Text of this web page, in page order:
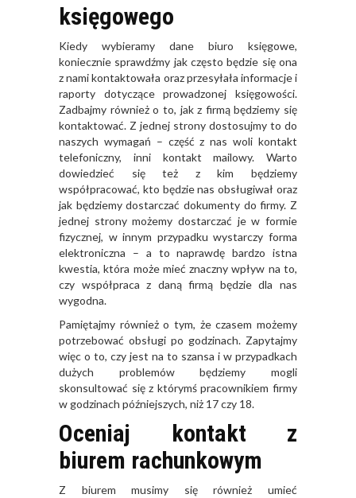
księgowego
Kiedy wybieramy dane biuro księgowe,
koniecznie sprawdźmy jak często będzie się ona
z nami kontaktowała oraz przesyłała informacje i
raporty dotyczące prowadzonej księgowości.
Zadbajmy również o to, jak z firmą będziemy się
kontaktować. Z jednej strony dostosujmy to do
naszych wymagań – część z nas woli kontakt
telefoniczny, inni kontakt mailowy. Warto
dowiedzieć się też z kim będziemy
współpracować, kto będzie nas obsługiwał oraz
jak będziemy dostarczać dokumenty do firmy. Z
jednej strony możemy dostarczać je w formie
fizycznej, w innym przypadku wystarczy forma
elektroniczna – a to naprawdę bardzo istna
kwestia, która może mieć znaczny wpływ na to,
czy współpraca z daną firmą będzie dla nas
wygodna.
Pamiętajmy również o tym, że czasem możemy
potrzebować obsługi po godzinach. Zapytajmy
więc o to, czy jest na to szansa i w przypadkach
dużych problemów będziemy mogli
skonsultować się z którymś pracownikiem firmy
w godzinach późniejszych, niż 17 czy 18.
Oceniaj kontakt z
biurem rachunkowym
Z biurem musimy się również umieć